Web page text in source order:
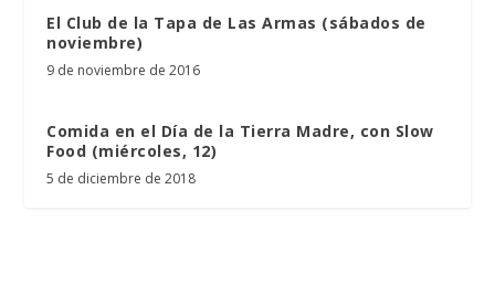
El Club de la Tapa de Las Armas (sábados de
noviembre)
9 de noviembre de 2016
Comida en el Día de la Tierra Madre, con Slow
Food (miércoles, 12)
5 de diciembre de 2018